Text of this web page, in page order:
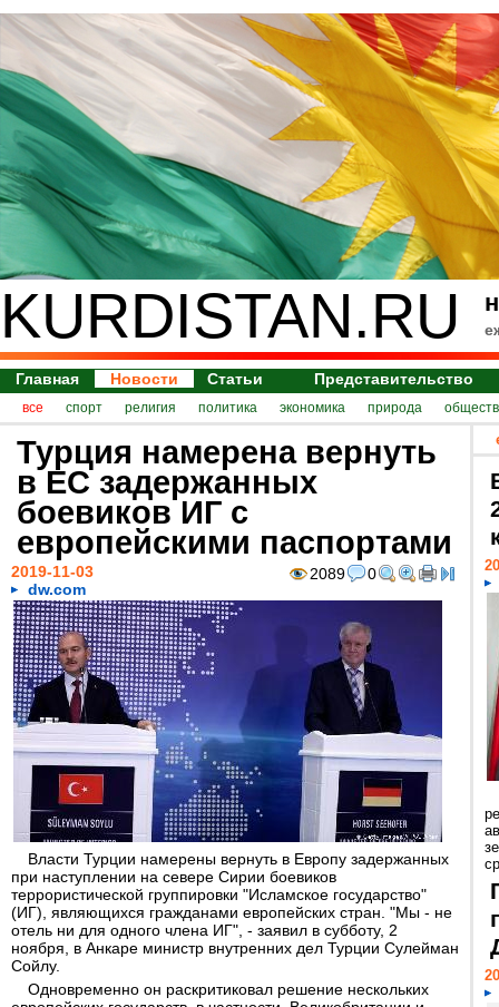
KURDISTAN.RU
Главная Новости Статьи Представительство
все спорт религия политика экономика природа
Турция намерена вернуть
в ЕС задержанных
боевиков ИГ с
европейскими паспортами
2089 0
2019-11-03
dw.com
Власти Турции намерены вернуть в Европу задержанных
при наступлении на севере Сирии боевиков
террористической группировки "Исламское государство"
(ИГ), являющихся гражданами европейских стран. "Мы - не
отель ни для одного члена ИГ", - заявил в субботу, 2
ноября, в Анкаре министр внутренних дел Турции Сулейман
Сойлу.
Одновременно он раскритиковал решение нескольких